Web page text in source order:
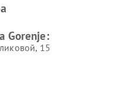
Gorenje:
15